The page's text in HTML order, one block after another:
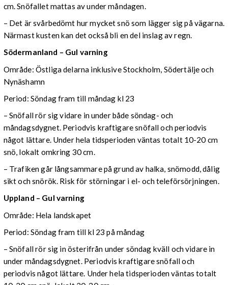
cm. Snöfallet mattas av under måndagen.
– Det är svårbedömt hur mycket snö som lägger sig på vägarna.
Närmast kusten kan det också bli en del inslag av regn.
Södermanland – Gul varning
Område: Östliga delarna inklusive Stockholm, Södertälje och
Nynäshamn
Period: Söndag fram till måndag kl 23
– Snöfall rör sig vidare in under både söndag- och
måndagsdygnet. Periodvis kraftigare snöfall och periodvis
något lättare. Under hela tidsperioden väntas totalt 10-20 cm
snö, lokalt omkring 30 cm.
– Trafiken går långsammare på grund av halka, snömodd, dålig
sikt och snörök. Risk för störningar i el- och teleförsörjningen.
Uppland – Gul varning
Område: Hela landskapet
Period: Söndag fram till kl 23 på måndag
– Snöfall rör sig in österifrån under söndag kväll och vidare in
under måndagsdygnet. Periodvis kraftigare snöfall och
periodvis något lättare. Under hela tidsperioden väntas totalt